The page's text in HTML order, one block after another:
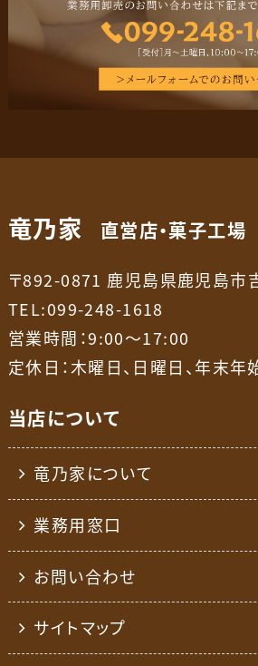
竜乃家 直営店・菓子工場
〒892-0871 鹿児島県鹿児島市
TEL:099-248-1618
営業時間：9:00～17:00
定休日：木曜日、日曜日、年末年
当店について
竜乃家について
業務用窓口
お問い合わせ
サイトマップ